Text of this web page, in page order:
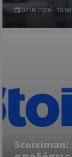
07.08.2026 - 10:50
Stoiximan: